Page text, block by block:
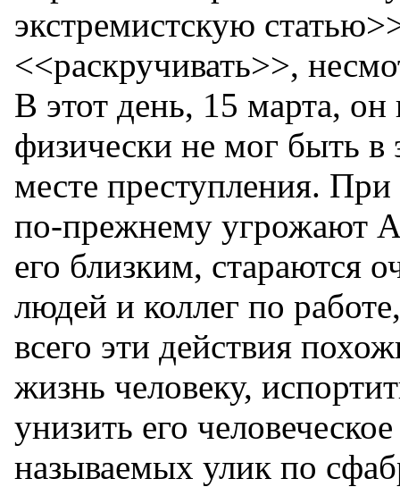
экстремистскую
<<раскручивать>>,
В этот день, 15 марта,
физически не мог быть в
месте преступления.
по-прежнему угрожают
его близким, стараются
людей и коллег по
всего эти действия
жизнь человеку,
унизить его
называемых улик по